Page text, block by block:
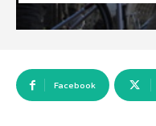
Facebook